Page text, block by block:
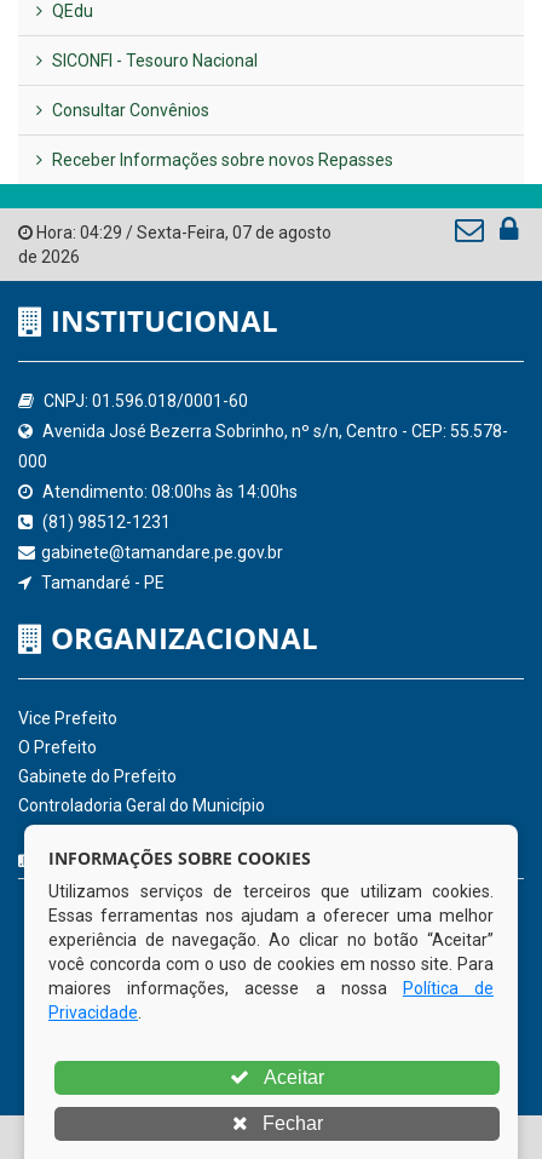
QEdu
SICONFI - Tesouro Nacional
Consultar Convênios
Receber Informações sobre novos Repasses
Hora: 04:29 /Sexta-Feira, 07 de agosto
de 2026
INSTITUCIONAL
CNPJ: 01.596.018/0001-60
Avenida José Bezerra Sobrinho, nº s/n, Centro - CEP: 55.578-
000
Atendimento: 08:00hs às 14:00hs
(81) 98512-1231
gabinete@tamandare.pe.gov.br
Tamandaré - PE
ORGANIZACIONAL
Vice Prefeito
O Prefeito
Gabinete do Prefeito
Controladoria Geral do Município
CURTA NOSSA FAN PAGE
© Copyright 2026 Prefeitura Municipal de Tamandaré | Todos
INFORMAÇÕES SOBRE COOKIES
Utilizamos serviços de terceiros que utilizam cookies.
Essas ferramentas nos ajudam a oferecer uma melhor
experiência de navegação. Ao clicar no botão “Aceitar”
você concorda com o uso de cookies em nosso site. Para
maiores informações, acesse a nossa
Política de
Privacidade
Aceitar
Fechar